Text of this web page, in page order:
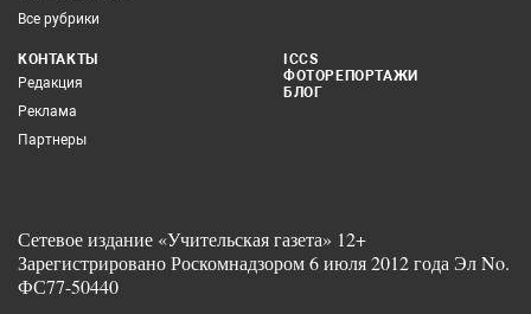
Все рубрики
КОНТАКТЫ
Редакция
Реклама
Партнеры
ICCS
ФОТОРЕПОРТАЖИ
БЛОГ
Сетевое издание «Учительская газета» 12+
Зарегистрировано Роскомнадзором 6 июля 2012 года Эл No.
ФС77-50440